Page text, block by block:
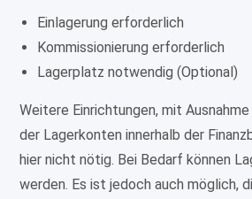
Einlagerung erforderlich
Kommissionierung erforderlich
Lagerplatz notwendig (Optional)
Weitere Einrichtungen, mit
der Lagerkonten innerhalb der
hier nicht nötig. Bei Bedarf können
werden. Es ist jedoch auch möglich,